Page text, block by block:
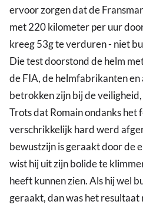
ervoor zorgen dat de
met 220 kilometer per uur
kreeg 53g te verduren - niet
Die test doorstond de helm
de FIA, de helmfabrikanten
betrokken zijn bij de
Trots dat Romain ondanks het
verschrikkelijk hard werd
bewustzijn is geraakt door de
wist hij uit zijn bolide te
heeft kunnen zien. Als hij wel
geraakt, dan was het